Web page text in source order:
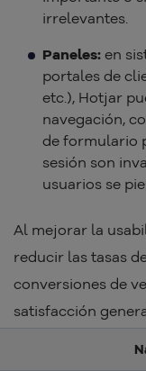
irrelevantes.
Paneles: en
portales de
etc.), Hotjar
navegación,
de formulario
sesión son
usuarios se
Al mejorar la
reducir las tasas
conversiones de
satisfacción